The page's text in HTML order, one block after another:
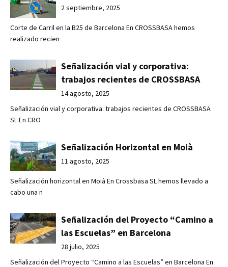
2 septiembre, 2025
Corte de Carril en la B25 de Barcelona En CROSSBASA hemos
realizado recien
Señalización vial y corporativa:
trabajos recientes de CROSSBASA
14 agosto, 2025
Señalización vial y corporativa: trabajos recientes de CROSSBASA
SL En CRO
Señalización Horizontal en Moià
11 agosto, 2025
Señalización horizontal en Moià En Crossbasa SL hemos llevado a
cabo una n
Señalización del Proyecto “Camino a
las Escuelas” en Barcelona
28 julio, 2025
Señalización del Proyecto “Camino a las Escuelas” en Barcelona En